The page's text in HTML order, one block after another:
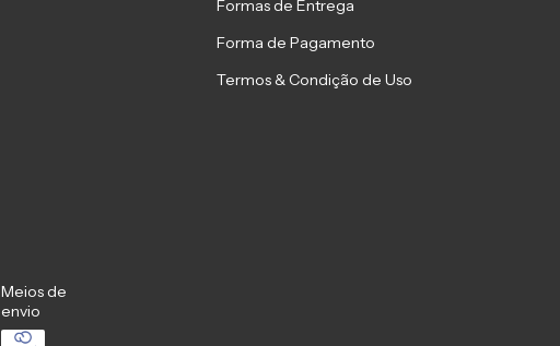
Formas de Entrega
Forma de Pagamento
Termos & Condição de Uso
Meios de
envio